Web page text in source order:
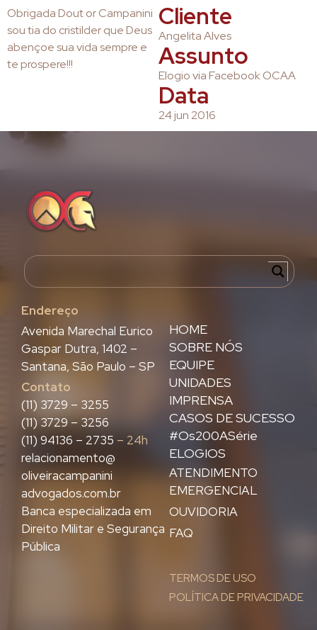
Obrigada Dout or Campanini
sou tia do cristilder que Deus
abençoe sua vida sempre e
te prospere!!!
Cliente
Angelita Alves
Assunto
Elogio via Facebook OCAA
Data
24 jun 2016
Endereço
HOME
SOBRE NÓS
EQUIPE
UNIDADES
IMPRENSA
CASOS DE SUCESSO
#Os200ASérie
ELOGIOS
ATENDIMENTO
EMERGENCIAL
OUVIDORIA
FAQ
TERMOS DE USO
POLÍTICA DE PRIVACIDADE
Avenida Marechal Eurico
Gaspar Dutra, 1402 –
Santana, São Paulo – SP
Contato
(11) 3729 – 3255
(11) 3729 – 3256
(11) 94136 – 2735 – 24h
relacionamento@
oliveiracampanini
advogados.com.br
Banca especializada em
Direito Militar e Segurança
Pública